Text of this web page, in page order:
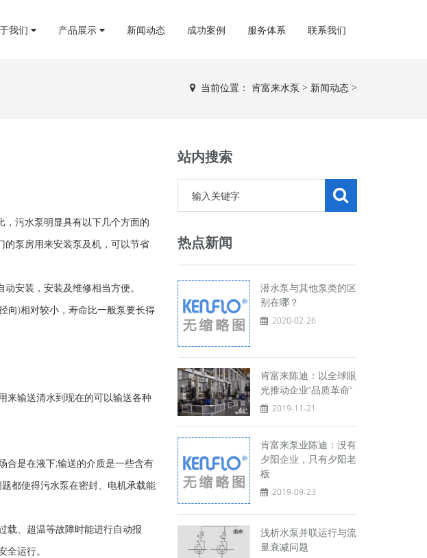
我们 产品展示 新闻动态 成功案例 服务体系 联系我们
当前位置： 肯富来水泵 > 新闻动态 >
污水泵明显具有以下几个方面的
的泵房用来安装泵及机，可以节省
安装，安装及维修相当方便。
)相对较小，寿命比一般泵要长得
输送清水到现在的可以输送各种
是在液下;输送的介质是一些含有
都使得污水泵在密封、电机承载能
、超温等故障时能进行自动报
运行。
站内搜索
热点新闻
潜水泵与其他泵类的区
别在哪？
2020-02-26
肯富来陈迪：以全球眼
光推动企业“品质革命”
2019-11-21
肯富来泵业陈迪：没有
夕阳企业，只有夕阳老
板
2019-09-23
浅析水泵并联运行与流
量衰减问题